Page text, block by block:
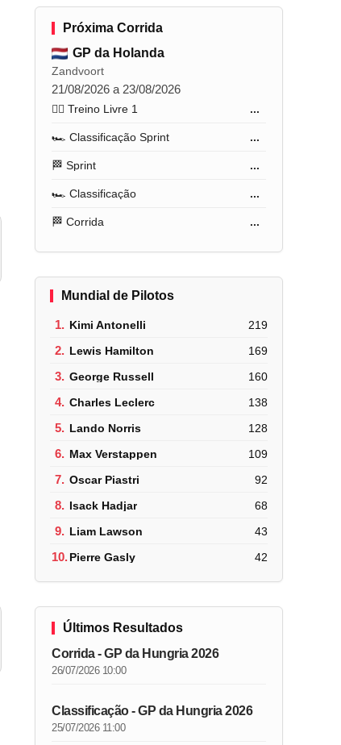
Próxima Corrida
GP da Holanda
Zandvoort
21/08/2026 a 23/08/2026
🏋️‍♂️ Treino Livre 1 ...
🏎️ Classificação Sprint ...
🏁 Sprint ...
🏎️ Classificação ...
🏁 Corrida ...
Mundial de Pilotos
1. Kimi Antonelli 219
2. Lewis Hamilton 169
3. George Russell 160
4. Charles Leclerc 138
5. Lando Norris 128
6. Max Verstappen 109
7. Oscar Piastri 92
8. Isack Hadjar 68
9. Liam Lawson 43
10.Pierre Gasly 42
Últimos Resultados
Corrida - GP da Hungria 2026
26/07/2026 10:00
Classificação - GP da Hungria 2026
25/07/2026 11:00